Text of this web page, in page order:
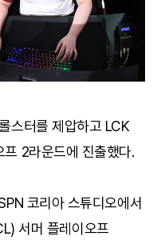
스터를 제압하고 LCK
2라운드에 진출했다.
코리아 스튜디오에서
서머 플레이오프